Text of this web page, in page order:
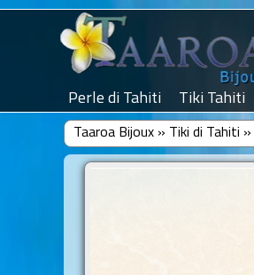
Perle di Tahiti Tiki Tahiti
Taaroa Bijoux» Tiki di Tahiti »